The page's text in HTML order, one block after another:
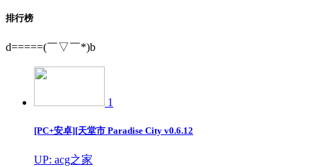
排行榜
d=====(￣▽￣*)b
1
[PC+安卓][天堂市 Paradise City v0.6.12
UP: acg之家